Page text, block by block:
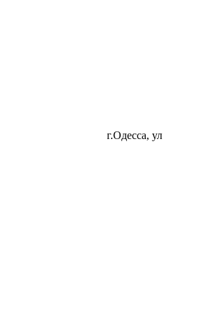
г.Одесса, ул